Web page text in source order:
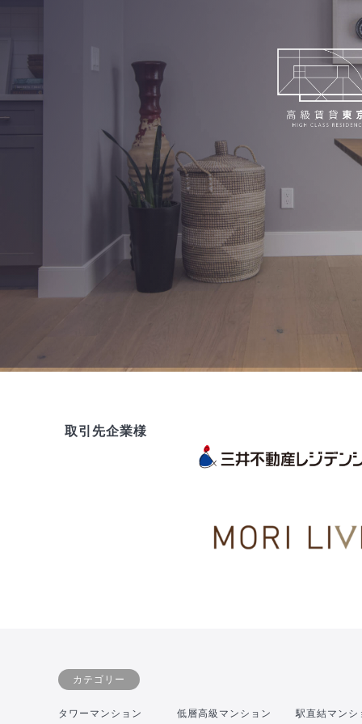
取引先企業様
カテゴリー
タワーマンション 低層高級マンション 駅直結マンシ